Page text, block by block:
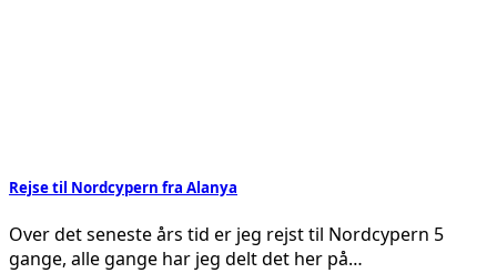
Rejse til Nordcypern fra Alanya
Over det seneste års tid er jeg rejst til Nordcypern 5
gange, alle gange har jeg delt det her på…